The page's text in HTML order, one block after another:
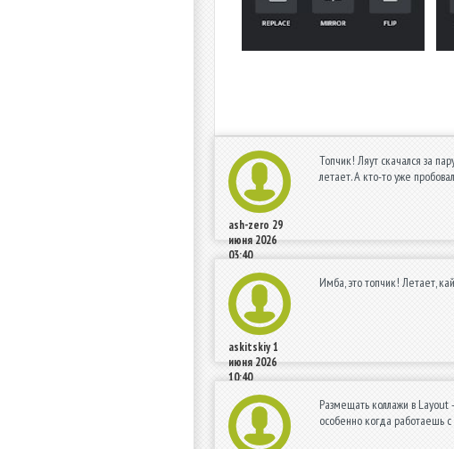
ash-zero 29
июня 2026
03:40
Топчик! Ляут скачался за
летает. А кто-то уже
askitskiy1
июня 2026
10:40
Имба, это топчик! Летает,
Размещать коллажи в Layout
особенно когда работаешь